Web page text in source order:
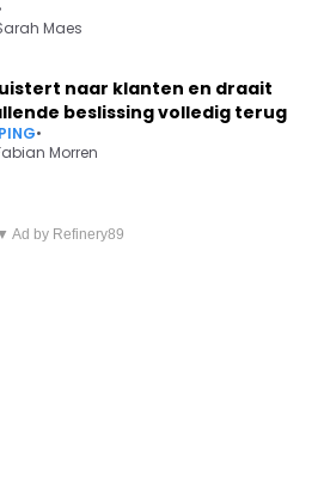
Maes
naar klanten en draait
beslissing volledig terug
•
Morren
VTM LOST
Ad by Refinery89